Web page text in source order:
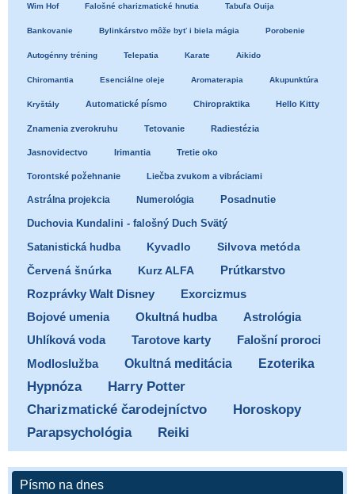
Wim Hof Falošné charizmatické hnutia Tabuľa Ouija
Bankovanie Bylinkárstvo môže byť i biela mágia Porobenie
Autogénny tréning Telepatia Karate Aikido
Chiromantia Esenciálne oleje Aromaterapia Akupunktúra
Kryštály Automatické písmo Chiropraktika Hello Kitty
Znamenia zverokruhu Tetovanie Radiestézia
Jasnovidectvo Irimantia Tretie oko
Torontské požehnanie Liečba zvukom a vibráciami
Astrálna projekcia Numerológia
Posadnutie
Duchovia Kundalini - falošný Duch Svätý
Satanistická hudba
Kyvadlo
Silvova metóda
Červená šnúrka
Kurz ALFA
Prútkarstvo
Rozprávky Walt Disney
Exorcizmus
Bojové umenia
Okultná hudba
Astrológia
Uhlíková voda
Tarotove karty
Falošní proroci
Modloslužba
Okultná meditácia Ezoterika
Hypnóza
Harry Potter
Charizmatické čarodejníctvo
Horoskopy
Parapsychológia
Reiki
Písmo na dnes